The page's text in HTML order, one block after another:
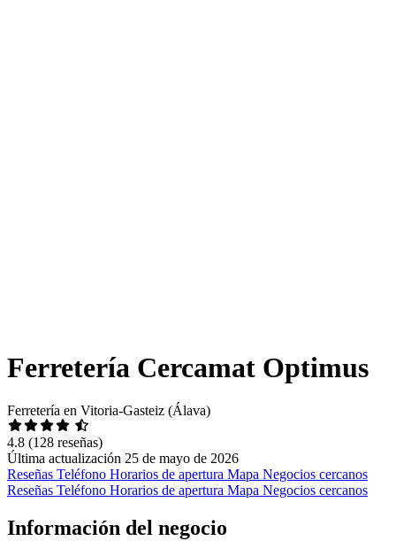
Ferretería Cercamat Optimus
Ferretería en Vitoria-Gasteiz (Álava)
4.8 (128 reseñas)
Última actualización 25 de mayo de 2026
Reseñas Teléfono Horarios de apertura Mapa Negocios cercanos
Reseñas Teléfono Horarios de apertura Mapa Negocios cercanos
Información del negocio